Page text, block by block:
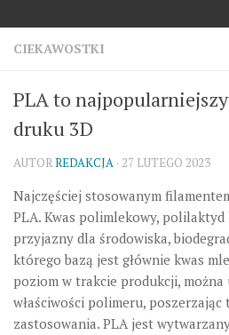
CIEKAWOSTKI
PLA to
druku 3D
AUTORREDAKCJA · 27 LUTEGO 2023
Najczęściej stosowanym
PLA. Kwas polimlekowy,
przyjazny dla środowiska,
którego bazą jest głównie kwas
poziom w trakcie produkcji, można
właściwości polimeru, poszerzając
zastosowania. PLA jest